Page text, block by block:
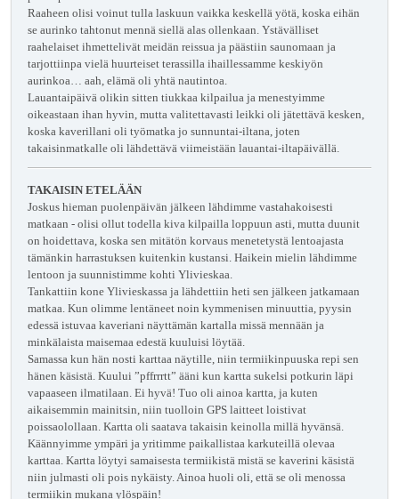
Raaheen olisi voinut tulla laskuun vaikka keskellä yötä, koska eihän
se aurinko tahtonut mennä siellä alas ollenkaan. Ystävälliset
raahelaiset ihmettelivät meidän reissua ja päästiin saunomaan ja
tarjottiinpa vielä huurteiset terassilla ihaillessamme keskiyön
aurinkoa… aah, elämä oli yhtä nautintoa.
Lauantaipäivä olikin sitten tiukkaa kilpailua ja menestyimme
oikeastaan ihan hyvin, mutta valitettavasti leikki oli jätettävä kesken,
koska kaverillani oli työmatka jo sunnuntai-iltana, joten
takaisinmatkalle oli lähdettävä viimeistään lauantai-iltapäivällä.
TAKAISIN ETELÄÄN
Joskus hieman puolenpäivän jälkeen lähdimme vastahakoisesti
matkaan - olisi ollut todella kiva kilpailla loppuun asti, mutta duunit
on hoidettava, koska sen mitätön korvaus menetetystä lentoajasta
tämänkin harrastuksen kuitenkin kustansi. Haikein mielin lähdimme
lentoon ja suunnistimme kohti Ylivieskaa.
Tankattiin kone Ylivieskassa ja lähdettiin heti sen jälkeen jatkamaan
matkaa. Kun olimme lentäneet noin kymmenisen minuuttia, pyysin
edessä istuvaa kaveriani näyttämän kartalla missä mennään ja
minkälaista maisemaa edestä kuuluisi löytää.
Samassa kun hän nosti karttaa näytille, niin termiikinpuuska repi sen
hänen käsistä. Kuului ”pffrrrtt” ääni kun kartta sukelsi potkurin läpi
vapaaseen ilmatilaan. Ei hyvä! Tuo oli ainoa kartta, ja kuten
aikaisemmin mainitsin, niin tuolloin GPS laitteet loistivat
poissaolollaan. Kartta oli saatava takaisin keinolla millä hyvänsä.
Käännyimme ympäri ja yritimme paikallistaa karkuteillä olevaa
karttaa. Kartta löytyi samaisesta termiikistä mistä se kaverini käsistä
niin julmasti oli pois nykäisty. Ainoa huoli oli, että se oli menossa
termiikin mukana ylöspäin!